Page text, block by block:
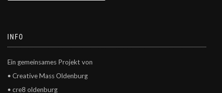
INFO
Ein gemeinsames Projekt von
• Creative Mass Oldenburg
• cre8 oldenburg